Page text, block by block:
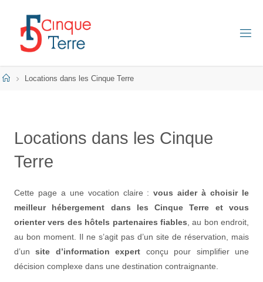
content
Q
RE
T A
LI
E
HomeLocations dans les Cinque Terre
Locations dans les Cinque
Terre
Cette page a une vocation claire :vous aider à choisir le
meilleur hébergement dans les Cinque Terre et vous
orienter vers des hôtels partenaires fiables , au bon endroit,
au bon moment. Il ne s’agit pas d’un site de réservation, mais
d’unsite d’information expert conçu pour simplifier une
décision complexe dans une destination contraignante.